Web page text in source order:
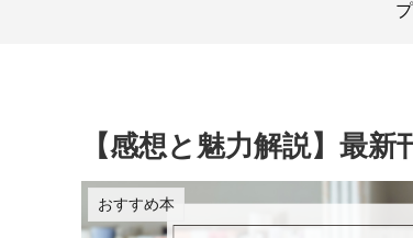
【感想と魅力解説】最
おすすめ本